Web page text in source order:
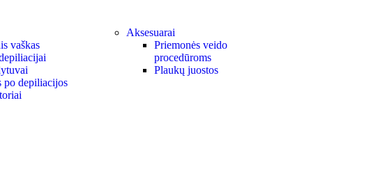
vaškas
po depiliacijos
Aksesuarai
Priemonės veido
procedūroms
Plaukų juostos